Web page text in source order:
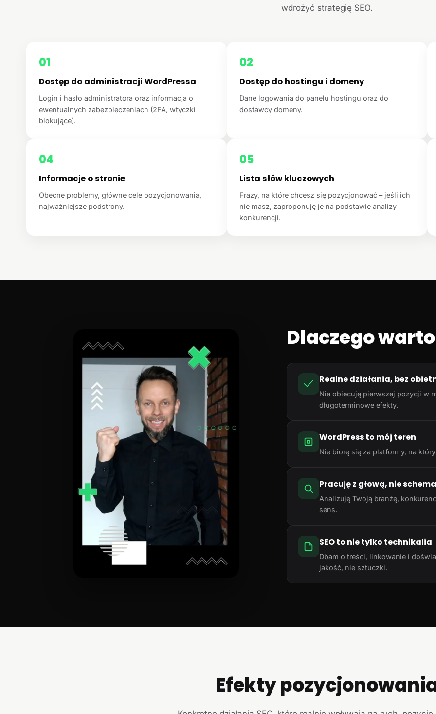
wdrożyć strategię SEO.
01
Dostęp do administracji WordPressa
Login i hasło administratora oraz informacja o
ewentualnych zabezpieczeniach (2FA, wtyczki
blokujące).
02
Dostęp do hostingu i domeny
Dane logowania do panelu hostingu oraz do
dostawcy domeny.
04
Informacje o stronie
Obecne problemy, główne cele pozycjonowania,
najważniejsze podstrony.
05
Lista słów kluczowych
Frazy, na które chcesz się pozycjonować – jeśli ich
nie masz, zaproponuję je na podstawie analizy
konkurencji.
Dlaczego
Realne działania, bez
Nie obiecuję pierwszej pozycji w
długoterminowe efekty.
WordPress to mój teren
Nie biorę się za platformy, na
Pracuję z głową, nie
Analizuję Twoją branżę,
sens.
SEO to nie tylko technikalia
Dbam o treści, linkowanie i
jakość, nie sztuczki.
Efekty